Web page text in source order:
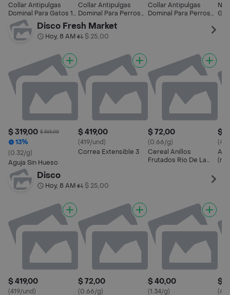
Collar Antipulgas
Dominal Para Gatos 1
Collar Antipulgas
Dominal Para Perros
Grandes 1 U
Collar Antipulgas
Dominal Para Perros
Disco Fresh Market
Hoy, 8 AM• $ 25,00
$ 319,00 $ 365,00
13%
(0.32/g)
Aguja Sin Hueso
$ 419,00
(419/und)
Correa Extensible 3
$ 72,00
(0.66/g)
Cereal Anillos
Frutados Rio De La
$
(m)
Disco
Hoy, 8 AM• $ 25,00
$ 419,00
(419/und)
$ 72,00
(0.66/g)
$ 40,00
(1.34/g)
$